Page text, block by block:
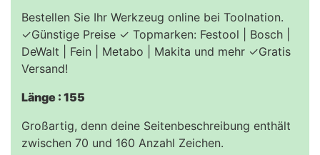
Bestellen Sie Ihr Werkzeug online bei Toolnation.
✓Günstige Preise ✓ Topmarken: Festool | Bosch |
DeWalt | Fein | Metabo | Makita und mehr ✓Gratis
Versand!
Länge : 155
Großartig, denn deine Seitenbeschreibung enthält
zwischen 70 und 160 Anzahl Zeichen.